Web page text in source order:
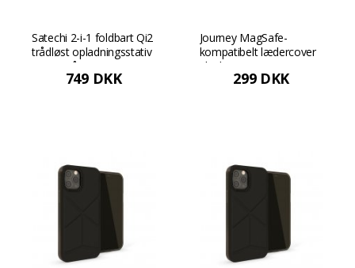
Satechi 2-i-1 foldbart Qi2
trådløst opladningsstativ
- Rumgrå
749 DKK
Journey MagSafe-
kompatibelt lædercover
til iPhone 12/12 Pro -
Mørkebrun299 DKK